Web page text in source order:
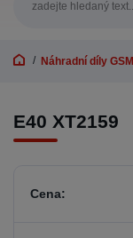
Náhradní díly GSM
E40 XT2159
Cena: